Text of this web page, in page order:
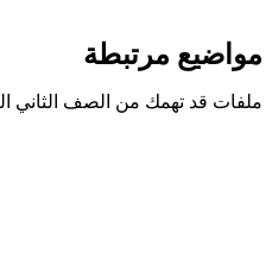
مواضيع مرتبطة
ملفات قد تهمك من الصف الثاني